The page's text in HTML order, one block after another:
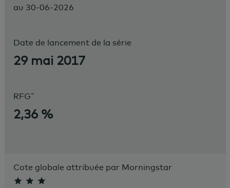
au 30-06-2026
Date de lancement de la série
29 mai 2017
RFG~
2,36 %
Cote globale attribuée par Morningstar